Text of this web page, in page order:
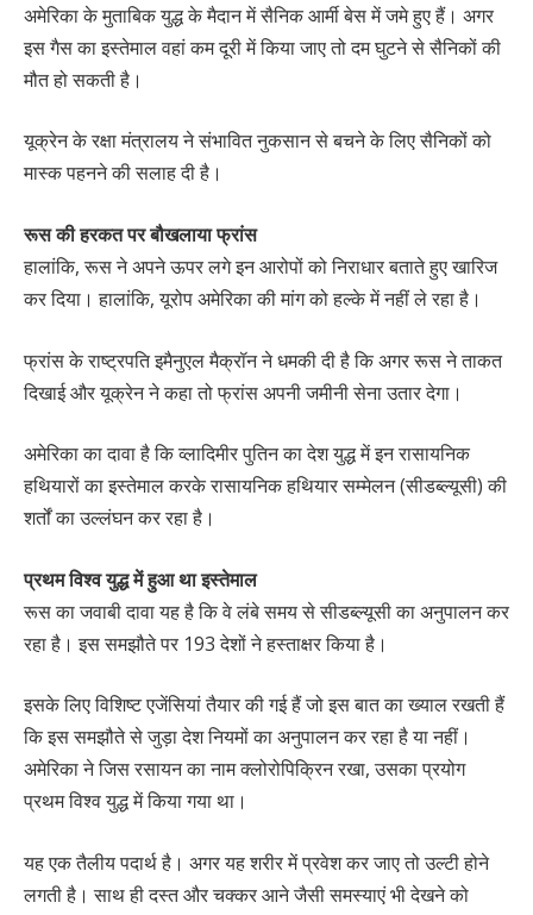
अमेरिका के मुताबिक युद्ध के मैदान में सैनिक आर्मी बेस में जमे हुए हैं। अगर
इस गैस का इस्तेमाल वहां कम दूरी में किया जाए तो दम घुटने से सैनिकों की
मौत हो सकती है।
यूक्रेन के रक्षा मंत्रालय ने संभावित नुकसान से बचने के लिए सैनिकों को
मास्क पहनने की सलाह दी है।
रूस की हरकत पर बौखलाया फ्रांस
हालांकि, रूस ने अपने ऊपर लगे इन आरोपों को निराधार बताते हुए खारिज
कर दिया। हालांकि, यूरोप अमेरिका की मांग को हल्के में नहीं ले रहा है।
फ्रांस के राष्ट्रपति इमैनुएल मैक्रॉन ने धमकी दी है कि अगर रूस ने ताकत
दिखाई और यूक्रेन ने कहा तो फ्रांस अपनी जमीनी सेना उतार देगा।
अमेरिका का दावा है कि व्लादिमीर पुतिन का देश युद्ध में इन रासायनिक
हथियारों का इस्तेमाल करके रासायनिक हथियार सम्मेलन (सीडब्ल्यूसी) की
शर्तों का उल्लंघन कर रहा है।
प्रथम विश्व युद्ध में हुआ था इस्तेमाल
रूस का जवाबी दावा यह है कि वे लंबे समय से सीडब्ल्यूसी का अनुपालन कर
रहा है। इस समझौते पर 193 देशों ने हस्ताक्षर किया है।
इसके लिए विशिष्ट एजेंसियां ​​तैयार की गई हैं जो इस बात का ख्याल रखती हैं
कि इस समझौते से जुड़ा देश नियमों का अनुपालन कर रहा है या नहीं।
अमेरिका ने जिस रसायन का नाम क्लोरोपिक्रिन रखा, उसका प्रयोग
प्रथम विश्व युद्ध में किया गया था।
यह एक तैलीय पदार्थ है। अगर यह शरीर में प्रवेश कर जाए तो उल्टी होने
लगती है। साथ ही दस्त और चक्कर आने जैसी समस्याएं भी देखने को